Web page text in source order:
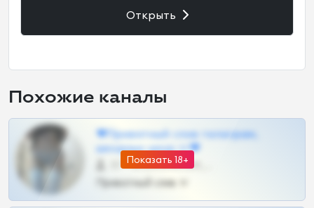
Открыть
Похожие каналы
Показать 18+
❤Приватный слив телеграм,
шкодных шкур тг❤
57 •
Приватный слив тг